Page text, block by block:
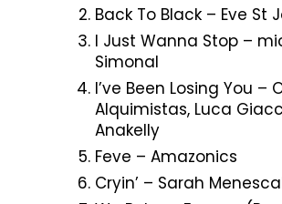
Back To Black – Eve St
I Just Wanna Stop –
Simonal
I’ve Been Losing You –
Alquimistas, Luca
Anakelly
Feve – Amazonics
Cryin’ – Sarah